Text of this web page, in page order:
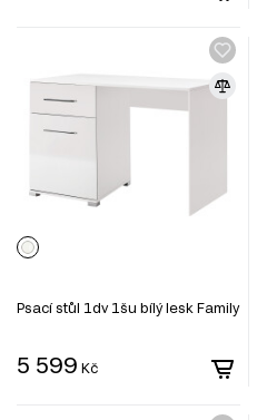
Psací stůl 1dv 1šu bílý lesk Family
5 599 Kč